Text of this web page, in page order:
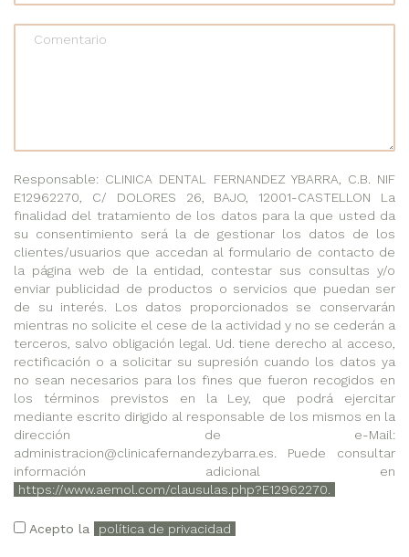
Responsable: CLINICA DENTAL FERNANDEZ YBARRA, C.B. NIF
E12962270, C/ DOLORES 26, BAJO, 12001-CASTELLON La
finalidad del tratamiento de los datos para la que usted da
su consentimiento será la de gestionar los datos de los
clientes/usuarios que accedan al formulario de contacto de
la página web de la entidad, contestar sus consultas y/o
enviar publicidad de productos o servicios que puedan ser
de su interés. Los datos proporcionados se conservarán
mientras no solicite el cese de la actividad y no se cederán a
terceros, salvo obligación legal. Ud. tiene derecho al acceso,
rectificación o a solicitar su supresión cuando los datos ya
no sean necesarios para los fines que fueron recogidos en
los términos previstos en la Ley, que podrá ejercitar
mediante escrito dirigido al responsable de los mismos en la
dirección de e-Mail:
administracion@clinicafernandezybarra.es. Puede consultar
información adicional en
https://www.aemol.com/clausulas.php?E12962270.
Acepto la política de privacidad